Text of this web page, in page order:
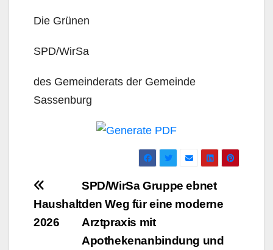
Die Grünen
SPD/WirSa
des Gemeinderats der Gemeinde
Sassenburg
Beitrags-
Navigation
SPD/WirSa Gruppe ebnet
den Weg für eine moderne
Arztpraxis mit
Apothekenanbindung und
Haushalt
2026